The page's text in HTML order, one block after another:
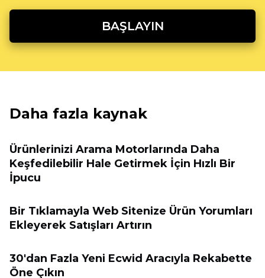
BAŞLAYIN
Daha fazla kaynak
Ürünlerinizi Arama Motorlarında Daha
Keşfedilebilir Hale Getirmek İçin Hızlı Bir
İpucu
Bir Tıklamayla Web Sitenize Ürün Yorumları
Ekleyerek Satışları Artırın
30'dan Fazla Yeni Ecwid Aracıyla Rekabette
Öne Çıkın